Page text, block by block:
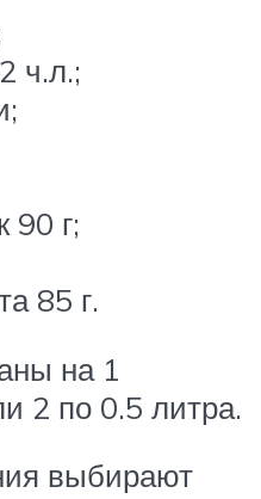
ч.л.;
90 г;
85 г.
на 1
2 по 0.5 литра.
выбирают